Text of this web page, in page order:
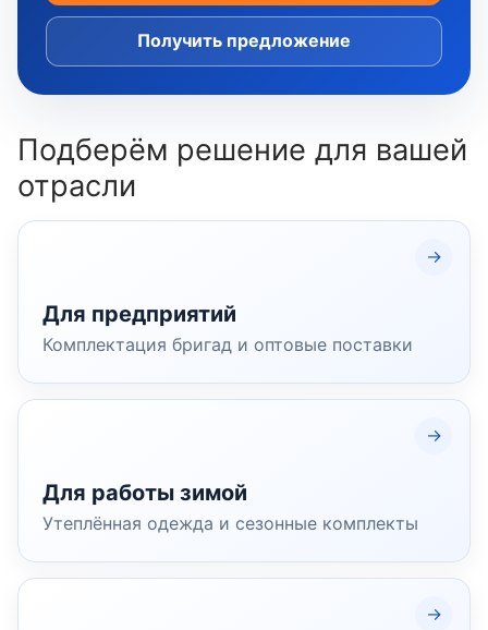
Получить предложение
Подберём решение для вашей
отрасли
Для предприятий
Комплектация бригад и оптовые поставки
Для работы зимой
Утеплённая одежда и сезонные комплекты